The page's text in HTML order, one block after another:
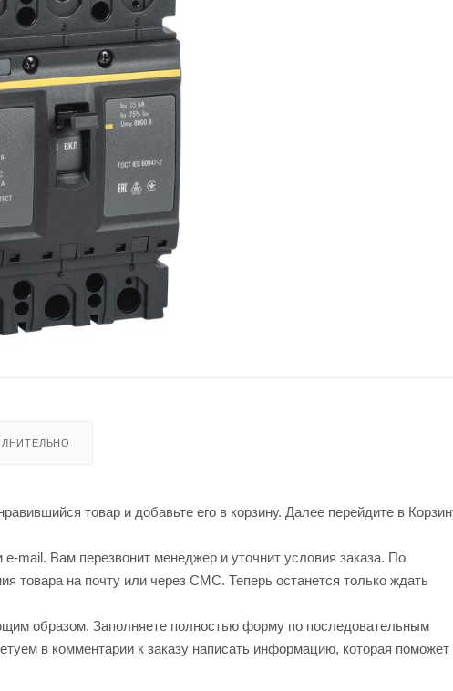
товар и добавьте его в корзину. Далее перейдите в
Вам перезвонит менеджер и уточнит условия заказа. По
товара на почту или через СМС. Теперь останется только ждать
образом. Заполняете полностью форму по последовательным
в комментарии к заказу написать информацию, которая поможет